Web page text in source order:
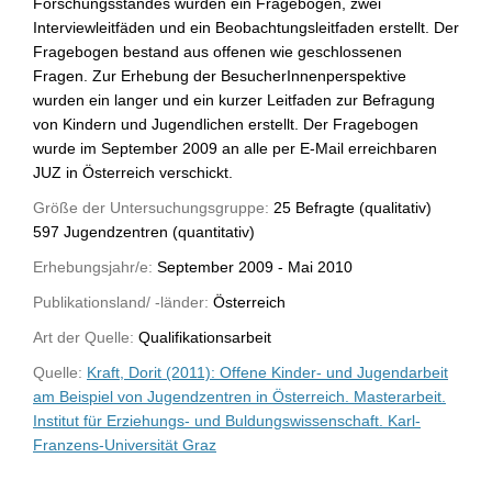
Interviewleitfäden und ein Beobachtungsleitfaden erstellt. Der
Fragebogen bestand aus offenen wie geschlossenen
Fragen. Zur Erhebung der BesucherInnenperspektive
wurden ein langer und ein kurzer Leitfaden zur Befragung
von Kindern und Jugendlichen erstellt. Der Fragebogen
wurde im September 2009 an alle per E-Mail erreichbaren
JUZ in Österreich verschickt.
Größe der Untersuchungsgruppe: 25 Befragte (qualitativ)
597 Jugendzentren (quantitativ)
Erhebungsjahr/e: September 2009 - Mai 2010
Publikationsland/ -länder: Österreich
Art der Quelle: Qualifikationsarbeit
Quelle: Kraft, Dorit (2011): Offene Kinder- und Jugendarbeit
am Beispiel von Jugendzentren in Österreich. Masterarbeit.
Institut für Erziehungs- und Buldungswissenschaft. Karl-
Franzens-Universität Graz